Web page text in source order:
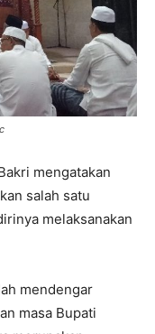
mengatakan
salah satu
melaksanakan
mendengar
masa Bupati